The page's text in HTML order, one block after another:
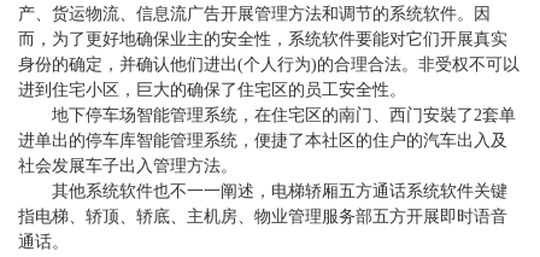
产、货运物流、信息流广告开展管理方法和调节的系统软件。因
而，为了更好地确保业主的安全性，系统软件要能对它们开展真实
身份的确定，并确认他们进出(个人行为)的合理合法。非受权不可以
进到住宅小区，巨大的确保了住宅区的员工安全性。
地下停车场智能管理系统，在住宅区的南门、西门安裝了2套单
进单出的停车库智能管理系统，便捷了本社区的住户的汽车出入及
社会发展车子出入管理方法。
其他系统软件也不一一阐述，电梯轿厢五方通话系统软件关键
指电梯、轿顶、轿底、主机房、物业管理服务部五方开展即时语音
通话。